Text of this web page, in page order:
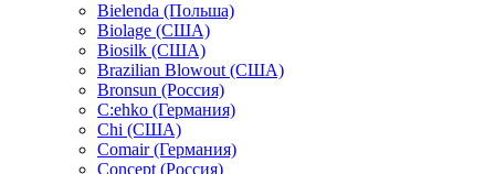
Bielenda (Польша)
Biolage (США)
Biosilk (США)
Brazilian Blowout (США)
Bronsun (Россия)
C:ehko (Германия)
Chi (США)
Comair (Германия)
Concept (Россия)